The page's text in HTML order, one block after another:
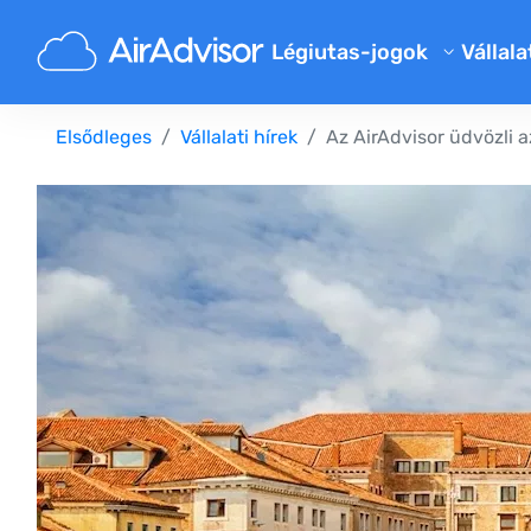
Légiutas-jogok
Járatkésés kártérítés
Járatkésés kártérítés
Járattörlés kártérítés
Elveszett poggyász kártérítés
Beszállás megtagadása
Légitársasági kártérítés
Légitársaságokkal
Utasjogi szabályok
Blog
Elsődleges Vállalati hírek Az AirAdvisor üdvözli